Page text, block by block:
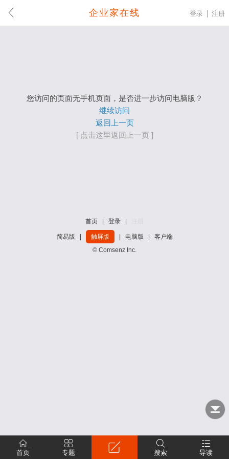
企业家在线 登录 注册
您访问的页面无手机页面，是否进一步访问电脑版？
继续访问
返回上一页
[ 点击这里返回上一页 ]
首页 登录
简易版 触屏版 电脑版
客户端
© Comsenz Inc.
首页 专题 搜索 导读